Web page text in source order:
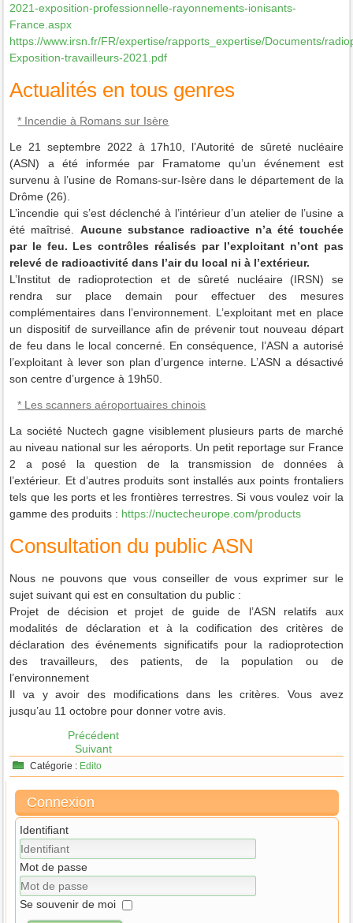
2021-exposition-professionnelle-rayonnements-ionisants-
France.aspx
https://www.irsn.fr/FR/expertise/rapports_expertise/Documents/
Exposition-travailleurs-2021.pdf
Actualités en tous genres
* Incendie à Romans sur Isère
Le 21 septembre 2022 à 17h10, l’Autorité de sûreté nucléaire
(ASN) a été informée par Framatome qu’un événement est
survenu à l’usine de Romans-sur-Isère dans le département de la
Drôme (26).
L’incendie qui s’est déclenché à l’intérieur d’un atelier de l’usine a
été maîtrisé. Aucune substance radioactive n’a été touchée
par le feu. Les contrôles réalisés par l’exploitant n’ont pas
relevé de radioactivité dans l’air du local ni à l’extérieur.
L’Institut de radioprotection et de sûreté nucléaire (IRSN) se
rendra sur place demain pour effectuer des mesures
complémentaires dans l’environnement. L’exploitant met en place
un dispositif de surveillance afin de prévenir tout nouveau départ
de feu dans le local concerné. En conséquence, l’ASN a autorisé
l’exploitant à lever son plan d’urgence interne. L’ASN a désactivé
son centre d’urgence à 19h50.
* Les scanners aéroportuaires chinois
La société Nuctech gagne visiblement plusieurs parts de marché
au niveau national sur les aéroports. Un petit reportage sur France
2 a posé la question de la transmission de données à
l’extérieur. Et d’autres produits sont installés aux points frontaliers
tels que les ports et les frontières terrestres.Si vous voulez voir la
gamme des produits : https://nuctecheurope.com/products
Consultation du public ASN
Nous ne pouvons que vous conseiller de vous exprimer sur le
sujet suivant qui est en consultation du public :
Projet de décision et projet de guide de l’ASN relatifs aux
modalités de déclaration et à la codification des critères de
déclaration des événements significatifs pour la radioprotection
des travailleurs, des patients, de la population ou de
l’environnement
Il va y avoir des modifications dans les critères. Vous avez
jusqu’au 11 octobre pour donner votre avis.
Précédent
Suivant
Catégorie : Edito
Connexion
Identifiant
Mot de passe
Se souvenir de moi